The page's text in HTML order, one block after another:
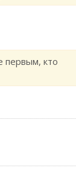
первым, кто